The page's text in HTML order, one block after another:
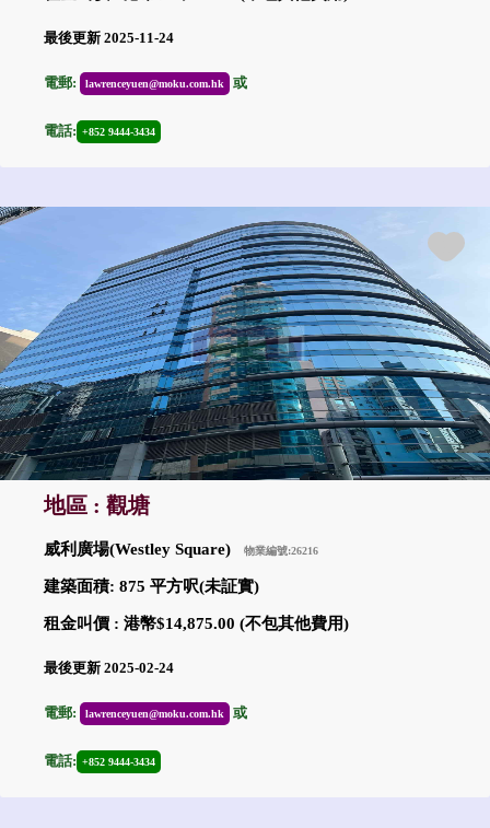
最後更新 2025-11-24
電郵: lawrenceyuen@moku.com.hk 或
電話: +852 9444-3434
地區 : 觀塘
威利廣場(Westley Square) 物業編號:26216
建築面積: 875 平方呎(未証實)
租金叫價 : 港幣$14,875.00 (不包其他費用)
最後更新 2025-02-24
電郵: lawrenceyuen@moku.com.hk 或
電話: +852 9444-3434